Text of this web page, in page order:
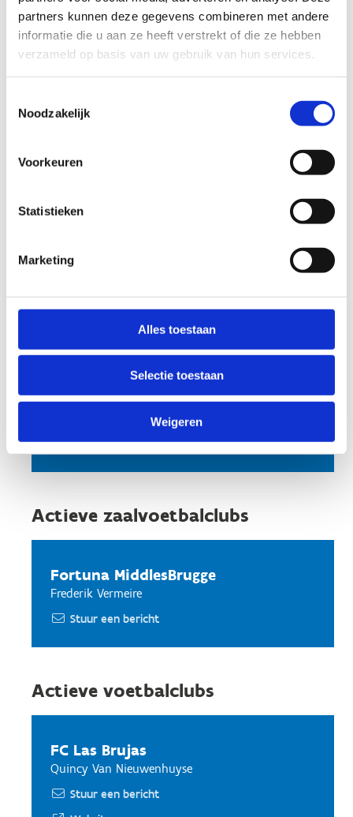
partners kunnen deze gegevens combineren met andere
informatie die u aan ze heeft verstrekt of die ze hebben
verzameld op basis van uw gebruik van hun services.
Noodzakelijk
Voorkeuren
Statistieken
Marketing
Alles toestaan
Selectie toestaan
Weigeren
De Klappers
Matthias Priem
Globeshotters
Minivoetbal Kern Brugge-Oostkamp
Kevin Van de Wiele
Stuur een bericht
MVC Steenbrugge
Stuur een bericht
Actieve zaalvoetbalclubs
Fortuna MiddlesBrugge
Frederik Vermeire
Stuur een bericht
Actieve voetbalclubs
FC Las Brujas
Quincy Van Nieuwenhuyse
Stuur een bericht